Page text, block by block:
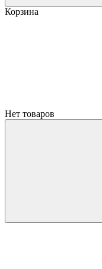
Корзина
Нет товаров